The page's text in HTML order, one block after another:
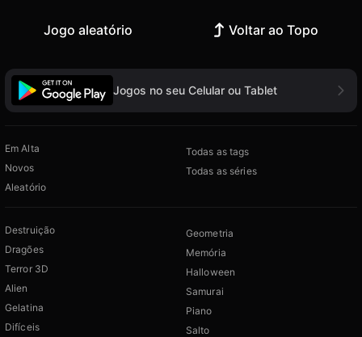
Jogo aleatório Voltar ao Topo
Jogos no seu Celular ou Tablet
Em Alta
Novos
Aleatório
Todas as tags
Todas as séries
Destruição
Dragões
Terror 3D
Alien
Gelatina
Difíceis
Geometria
Memória
Halloween
Samurai
Piano
Salto